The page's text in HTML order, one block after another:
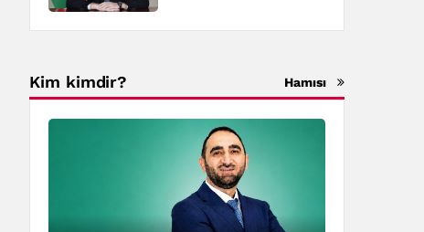
Kim kimdir? Hamısı